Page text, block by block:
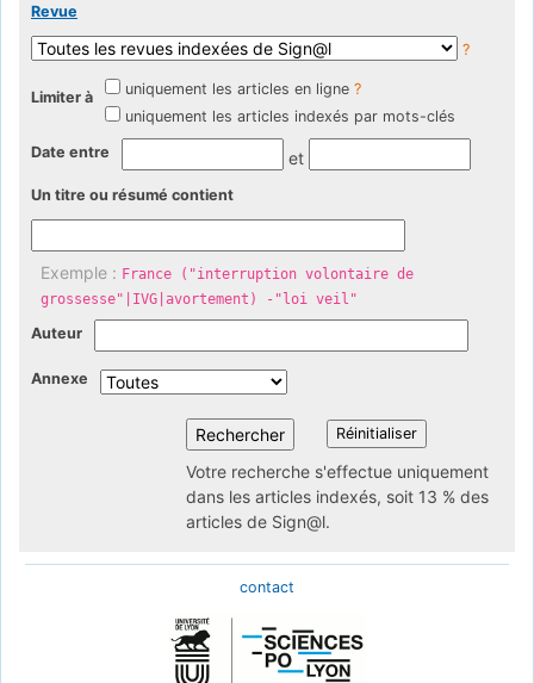
Revue
?
Limiter à uniquement les articles en ligne ?
uniquement les articles indexés par mots-clés
Date entre et
Un titre ou résumé contient
Exemple : France ("interruption volontaire de
grossesse"|IVG|avortement) -"loi veil"
Auteur
Annexe
Votre recherche s'effectue uniquement
dans les articles indexés, soit 13 % des
articles de Sign@l.
contact